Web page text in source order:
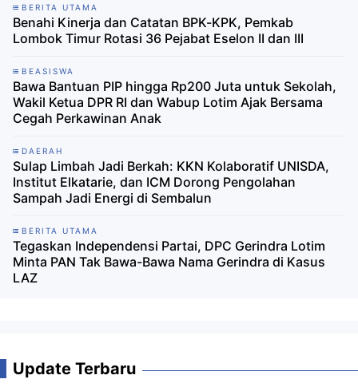
BERITA UTAMA
Benahi Kinerja dan Catatan BPK-KPK, Pemkab
Lombok Timur Rotasi 36 Pejabat Eselon II dan III
BEASISWA
Bawa Bantuan PIP hingga Rp200 Juta untuk Sekolah,
Wakil Ketua DPR RI dan Wabup Lotim Ajak Bersama
Cegah Perkawinan Anak
DAERAH
Sulap Limbah Jadi Berkah: KKN Kolaboratif UNISDA,
Institut Elkatarie, dan ICM Dorong Pengolahan
Sampah Jadi Energi di Sembalun
BERITA UTAMA
Tegaskan Independensi Partai, DPC Gerindra Lotim
Minta PAN Tak Bawa-Bawa Nama Gerindra di Kasus
LAZ
Update Terbaru